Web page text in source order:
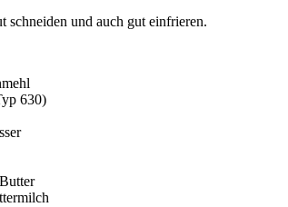
schneiden und auch gut einfrieren.
630)